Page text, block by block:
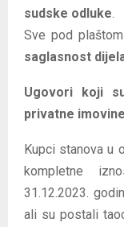
sudske odluke.
Sve pod
saglasnost
Ugovori koji
privatne imovine
Kupci stanova u
kompletne
31.12.2023.
ali su postali